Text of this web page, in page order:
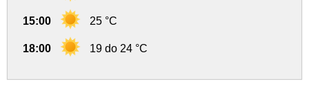
15:00 25 °C
18:00 19 do 24 °C